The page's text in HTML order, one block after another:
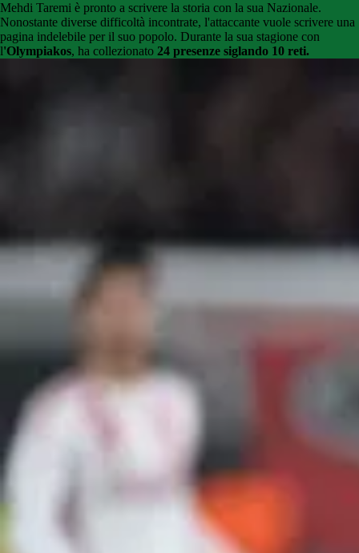
Mehdi Taremi è pronto a scrivere la storia con la sua Nazionale.
Nonostante diverse difficoltà incontrate, l'attaccante vuole scrivere una
pagina indelebile per il suo popolo. Durante la sua stagione con
l'Olympiakos, ha collezionato 24 presenze siglando 10 reti.